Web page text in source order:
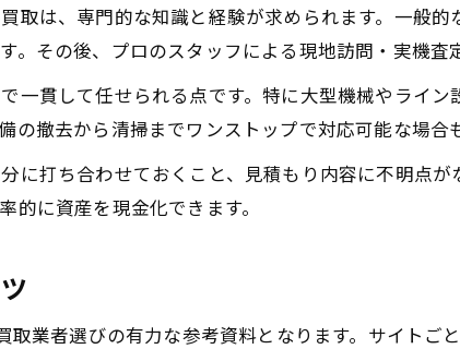
口コミを参考にした高価買取の実体験紹介
口コミから学ぶ信頼の買取業者選定法
工作機械買取の口コミ活用で安心取引を実現
中古機械買取comや体験談の見極め方
工場機械買取で役立つランキング情報の活用
古い機械買取の評価基準を口コミで知る
取は、専門的な知識と経験が求められます。一般
。その後、プロのスタッフによる現地訪問・実機査
一貫して任せられる点です。特に大型機械やライ
撤去から清掃までワンストップで対応可能な場合
に打ち合わせておくこと、見積もり内容に不明点
に資産を現金化できます。
取業者選びの有力な参考資料となります。サイト